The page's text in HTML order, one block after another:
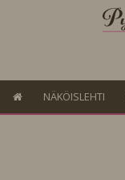
NÄKÖISLEHTI